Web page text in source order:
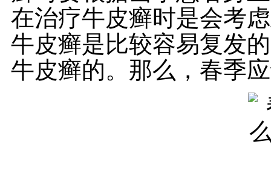
在治疗牛皮癣时是会考
牛皮癣是比较容易复发
牛皮癣的。那么，春季